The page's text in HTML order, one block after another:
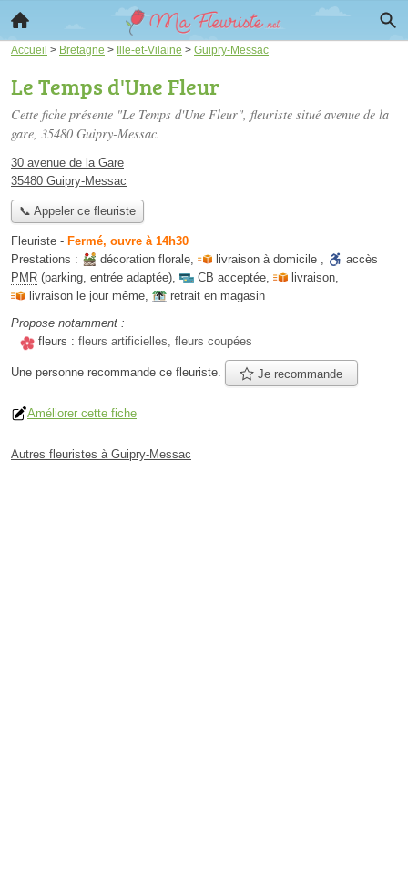
Accueil > Bretagne > Ille-et-Vilaine > Guipry-Messac
Le Temps d'Une Fleur
Cette fiche présente "Le Temps d'Une Fleur", fleuriste situé avenue de la
gare, 35480 Guipry-Messac.
30 avenue de la Gare
35480 Guipry-Messac
📞 Appeler ce fleuriste
Fleuriste - Fermé, ouvre à 14h30
Prestations :
décoration florale, livraison à domicile ,
accès
PMR (parking, entrée adaptée), CB acceptée, livraison,
livraison le jour même,
retrait en magasin
Propose notamment :
fleurs : fleurs artificielles, fleurs coupées
Une personne recommande ce fleuriste. Je recommande
Améliorer cette fiche
Autres fleuristes à Guipry-Messac